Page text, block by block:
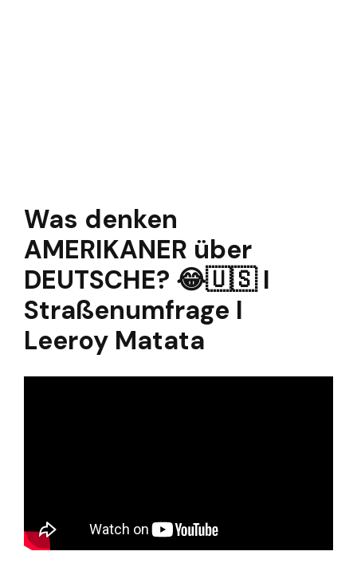
Was denken
AMERIKANER über
DEUTSCHE? 😂🇺🇸 I
Straßenumfrage I
Leeroy Matata